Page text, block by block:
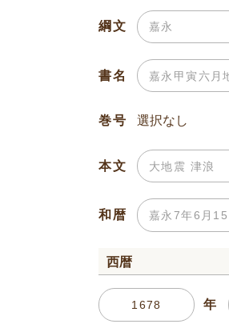
綱文
書名
巻号
本文
和暦
西暦
年